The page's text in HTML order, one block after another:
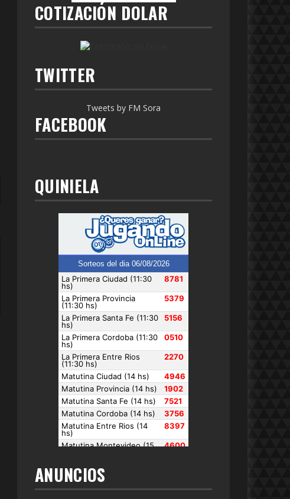
COTIZACIÓN DOLAR
TWITTER
Tweets by FM Sora
FACEBOOK
QUINIELA
ANUNCIOS